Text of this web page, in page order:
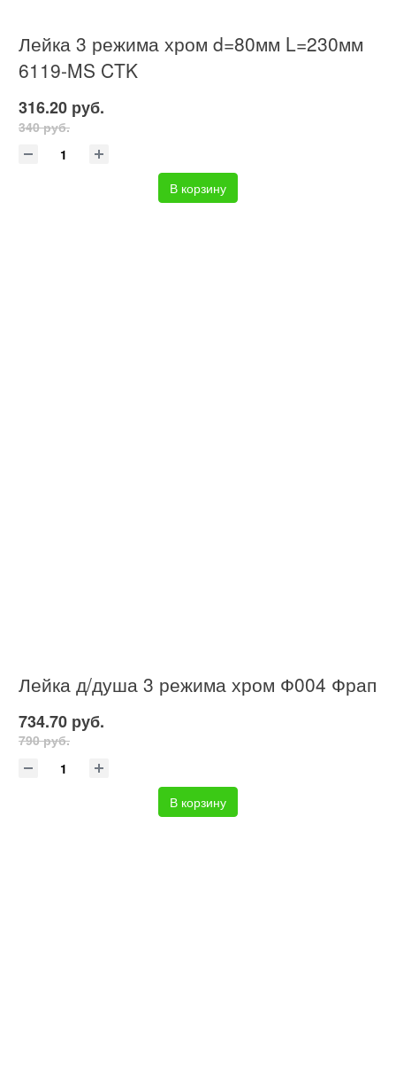
Лейка 3 режима хром d=80мм L=230мм
6119-MS CTK
316.20 руб.
340 руб.
В корзину
Лейка д/душа 3 режима хром Ф004 Фрап
734.70 руб.
790 руб.
В корзину